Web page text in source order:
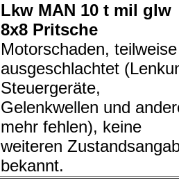
Lkw MAN 10 t mil glw
8x8 Pritsche
Motorschaden, teilweise
ausgeschlachtet
Steuergeräte,
Gelenkwellen und
mehr fehlen), keine
weiteren
bekannt.